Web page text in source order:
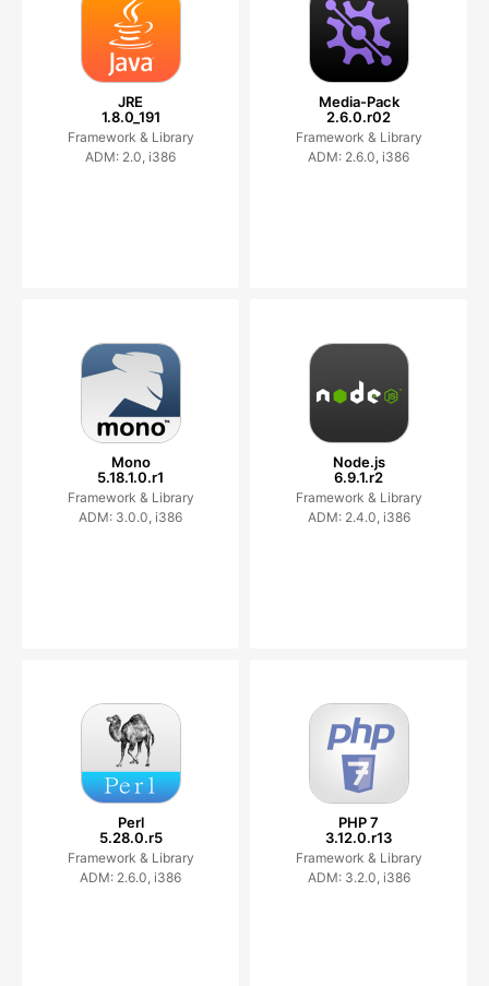
JRE
1.8.0_191
Framework & Library
ADM: 2.0, i386
Media-Pack
2.6.0.r02
Framework & Library
ADM: 2.6.0, i386
Mono
5.18.1.0.r1
Framework & Library
ADM: 3.0.0, i386
Node.js
6.9.1.r2
Framework & Library
ADM: 2.4.0, i386
Perl
5.28.0.r5
Framework & Library
ADM: 2.6.0, i386
PHP 7
3.12.0.r13
Framework & Library
ADM: 3.2.0, i386